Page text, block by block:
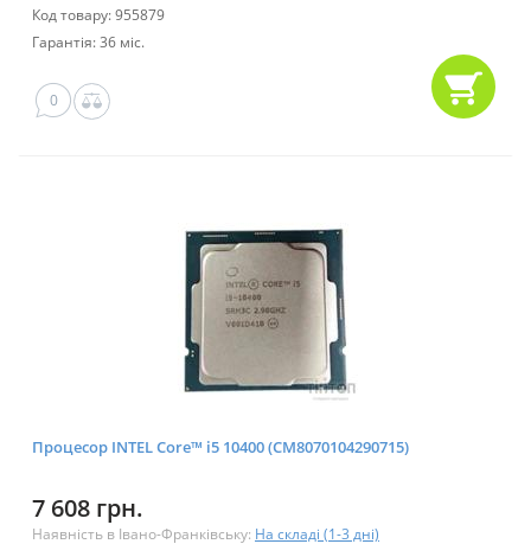
Код товару: 955879
Гарантія: 36 міс.
0
Процесор INTEL Core™ i5 10400 (CM8070104290715)
7 608 грн.
Наявність в Івано-Франківську: На складі (1-3 дні)